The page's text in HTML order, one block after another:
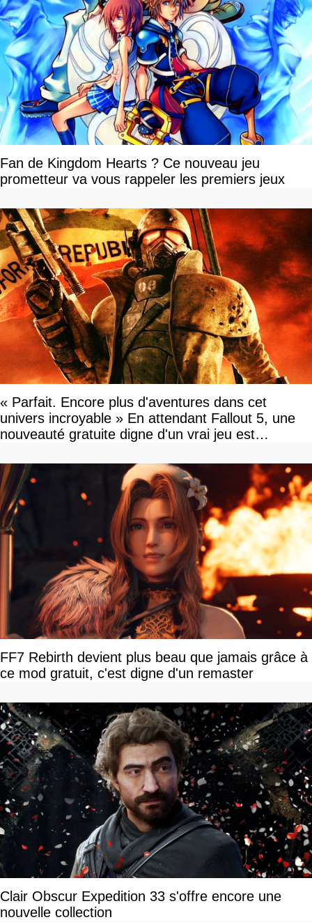
Fan de Kingdom Hearts ? Ce nouveau jeu
prometteur va vous rappeler les premiers jeux
« Parfait. Encore plus d'aventures dans cet
univers incroyable » En attendant Fallout 5, une
nouveauté gratuite digne d'un vrai jeu est
FF7 Rebirth devient plus beau que jamais grâce à
ce mod gratuit, c'est digne d'un remaster
Clair Obscur Expedition 33 s'offre encore une
nouvelle collection